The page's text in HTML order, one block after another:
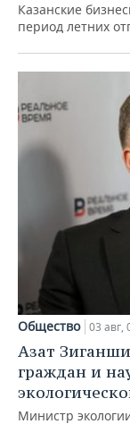
Казанские
период летних
Общество 03 авг,
Азат
граждан и
Министр